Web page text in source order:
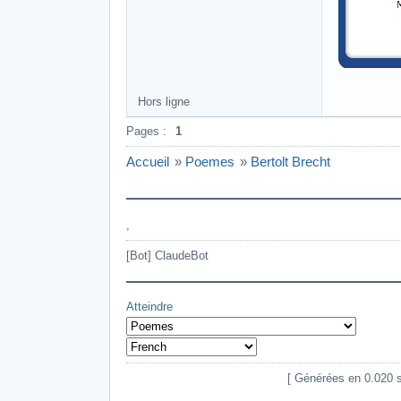
Hors ligne
Pages : 1
Accueil » Poemes » Bertolt Brecht
,
[Bot] ClaudeBot
Atteindre
[ Générées en 0.020